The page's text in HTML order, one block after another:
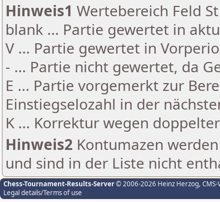
Hinweis1 Wertebereich Feld
blank ... Partie gewertet in
V ... Partie gewertet in
- ... Partie nicht gewertet, da
E ... Partie vorgemerkt zur
Einstiegselozahl in der
K ... Korrektur wegen
Hinweis2 Kontumazen
und sind in der Liste nicht
Chess-Tournament-Results-Server© 2006-2026 Heinz Herzog,
Legal details/Terms of use